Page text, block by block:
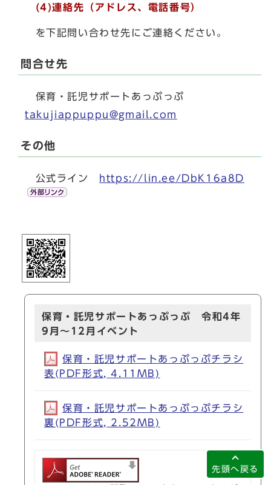
(4)連絡先（アドレス、電話番号）
を下記問い合わせ先にご連絡ください。
問合せ先
保育・託児サポートあっぷっぷ
takujiappuppu@gmail.com
その他
公式ライン https://lin.ee/DbK16a8D
保育・託児サポートあっぷっぷ 令和4年
9月～12月イベント
保育・託児サポートあっぷっぷチラシ
表(PDF形式, 4.11MB)
保育・託児サポートあっぷっぷチラシ
裏(PDF形式, 2.52MB)
先頭へ戻る